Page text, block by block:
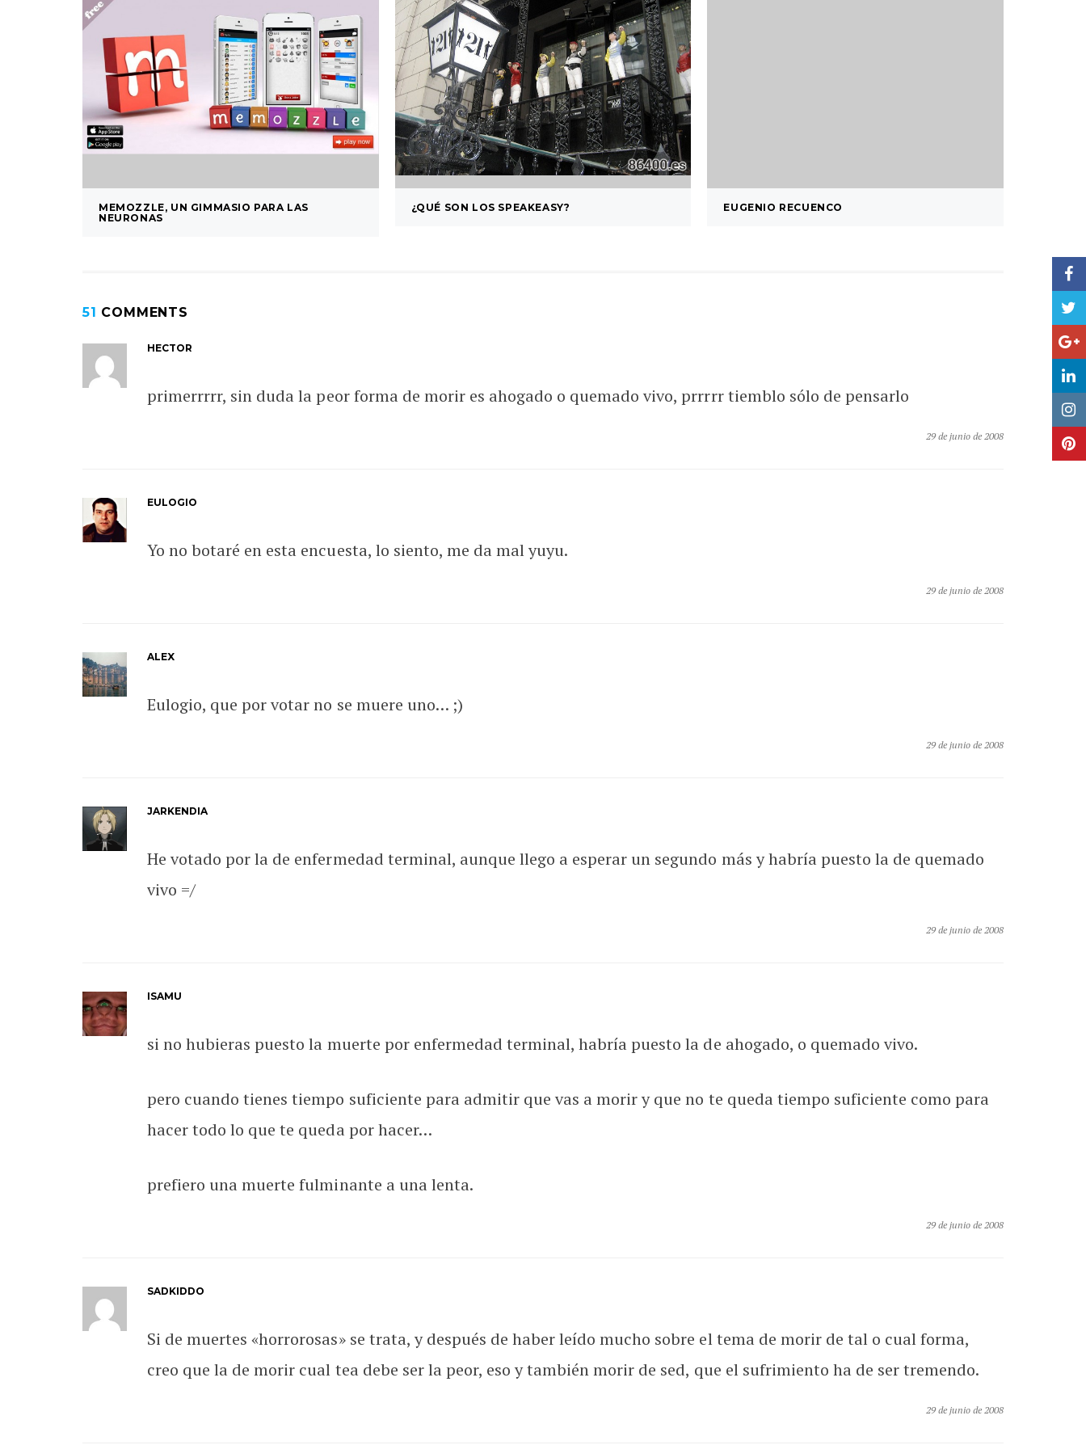
MEMOZZLE, UN GIMMASIO PARA LAS
NEURONAS
¿QUÉ SON LOS SPEAKEASY? EUGENIO RECUENCO
51 COMMENTS
HECTOR
primerrrrr, sin duda la peor forma de morir es ahogado o quemado vivo, prrrrr tiemblo sólo de pensarlo
29 de junio de 2008
EULOGIO
Yo no botaré en esta encuesta, lo siento, me da mal yuyu.
29 de junio de 2008
ALEX
Eulogio, que por votar no se muere uno… ;)
29 de junio de 2008
JARKENDIA
He votado por la de enfermedad terminal, aunque llego a esperar un segundo más y habría puesto la de quemado
vivo =/
29 de junio de 2008
ISAMU
si no hubieras puesto la muerte por enfermedad terminal, habría puesto la de ahogado, o quemado vivo.
pero cuando tienes tiempo suficiente para admitir que vas a morir y que no te queda tiempo suficiente como para
hacer todo lo que te queda por hacer…
prefiero una muerte fulminante a una lenta.
29 de junio de 2008
SADKIDDO
Si de muertes «horrorosas» se trata, y después de haber leído mucho sobre el tema de morir de tal o cual forma,
creo que la de morir cual tea debe ser la peor, eso y también morir de sed, que el sufrimiento ha de ser tremendo.
29 de junio de 2008